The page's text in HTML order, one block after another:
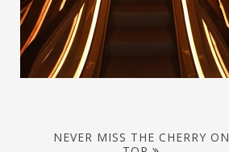
NEVER MISS THE CHERRY ON